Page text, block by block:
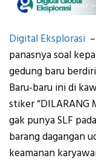
Digital Eksplorasi
panasnya soal
gedung baru
Baru-baru ini di
stiker “DILARANG
gak punya SLF
barang dagangan
keamanan